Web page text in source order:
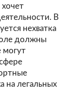
В
нехватка
должны
могут
на легальных